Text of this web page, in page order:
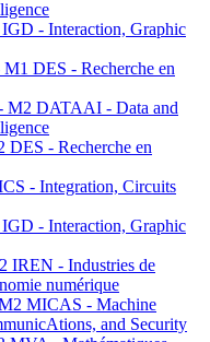
- Interaction, Graphic
DES - Recherche en
DATAAI - Data and
- Recherche en
- Integration, Circuits
- Interaction, Graphic
IREN - Industries de
numérique
MICAS - Machine
and Security